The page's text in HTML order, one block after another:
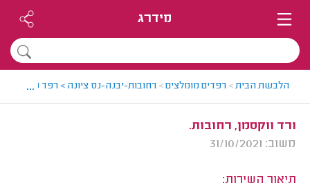
מידרג
הלבשת הבית> רפדים מומלצים> רחובות-יבנה-נס ציונה > רפד מומלץ -
...
ורד ווקסמן, רחובות.
משוב: 31/10/2021
תיאור השירות: